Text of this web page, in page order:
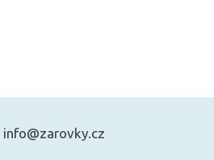
info@zarovky.cz